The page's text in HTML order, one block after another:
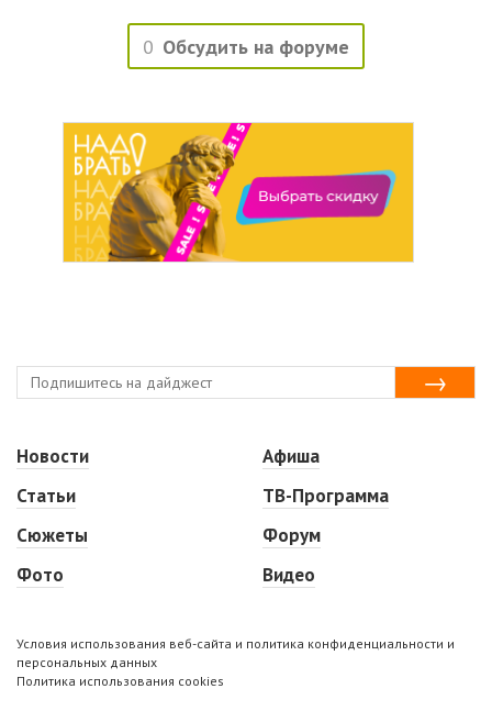
0 Обсудить на форуме
Новости
Статьи
Сюжеты
Фото
Афиша
ТВ-Программа
Форум
Видео
Условия использования веб-сайта и политика конфиденциальности и
персональных данных
Политика использования cookies